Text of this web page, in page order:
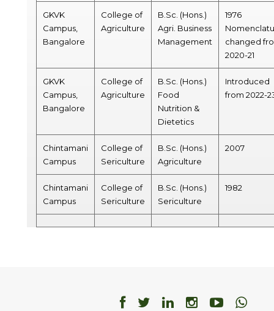
GKVK
Campus,
Bangalore
College of
Agriculture
B.Sc. (Hons.)
Agri. Business
Management
1976
changed
2020-21
GKVK
Campus,
Bangalore
College of
Agriculture
B.Sc. (Hons.)
Food
Nutrition &
Dietetics
Introduced
from 2022-
Chintamani
Campus
College of
Sericulture
B.Sc. (Hons.)
Agriculture
2007
Chintamani
Campus
College of
Sericulture
B.Sc. (Hons.)
Sericulture
1982
Facebook
Facebook
Facebook
Facebook